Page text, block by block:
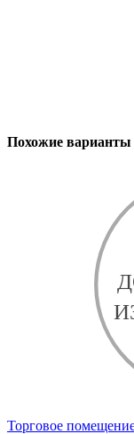
Похожие варианты
Торговое